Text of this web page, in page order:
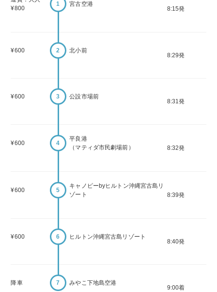
¥800
1 宮古空港
8:15発
¥600 2 北小前
8:29発
¥600 3 公設市場前
8:31発
¥600 4
平良港
（マティダ市民劇場前）
8:32発
¥600 5
キャノピーbyヒルトン沖縄宮古島リ
ゾート
8:39発
¥600 6 ヒルトン沖縄宮古島リゾート
8:40発
降車 7 みやこ下地島空港
9:00着